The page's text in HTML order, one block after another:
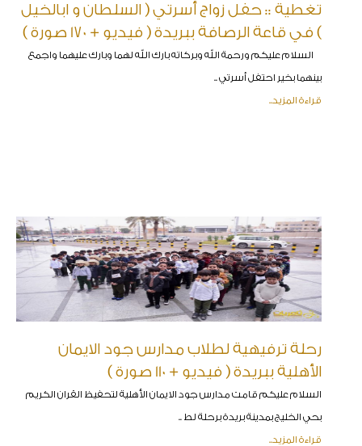
تغطية :: حفل زواج أسرتي ( السلطان و ابالخيل
) في قاعة الرصافة ببريدة ( فيديو + 170 صورة )
السلام عليكم ورحمة الله وبركاته بارك الله لهما وبارك عليهما واجمع
بينهما بخير احتفل أسرتي ..
قراءة المزيد..
رحلة ترفيهية لطلاب مدارس جود الايمان
الأهلية ببريدة ( فيديو + 110 صورة )
السلام عليكم قامت مدارس جود الايمان الأهلية لتحفيظ القران الكريم
بحي الخليج بمدينة بريدة برحلة لط ..
قراءة المزيد..